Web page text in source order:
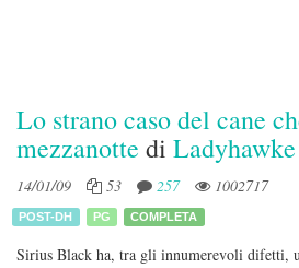
Lo strano caso del cane
mezzanotte di Ladyhawke
14/01/09 53 257 1002717
POST-DH PG COMPLETA
Sirius Black ha, tra gli innumerevoli difetti,